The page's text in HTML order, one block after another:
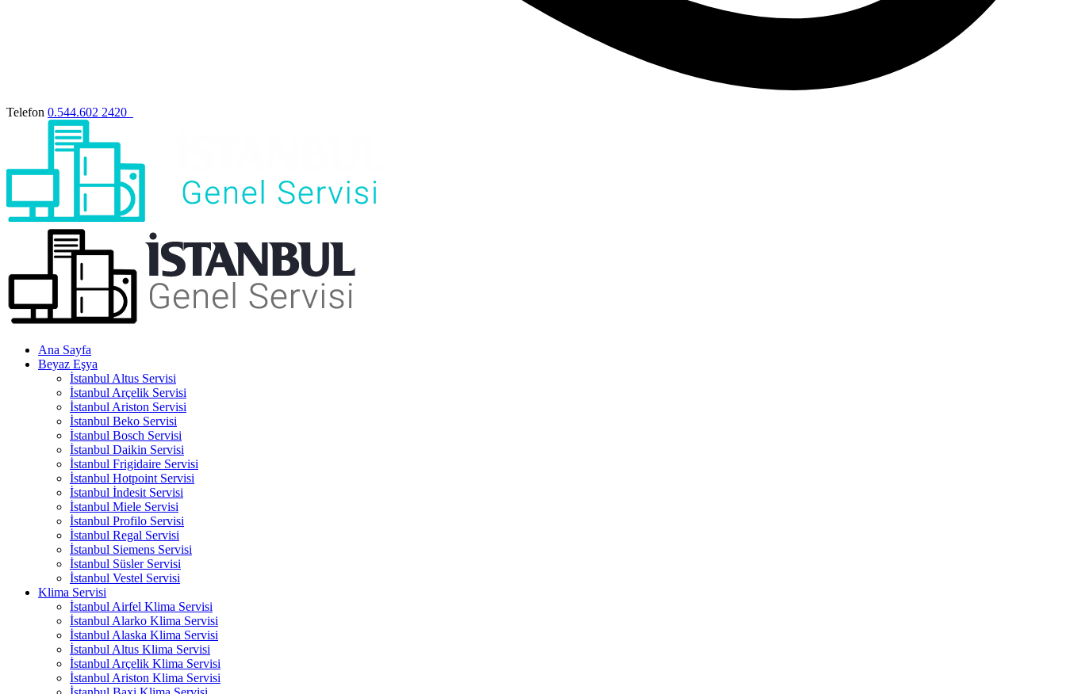
Telefon 0.544.602 2420
Ana Sayfa
Beyaz Eşya
İstanbul Altus Servisi
İstanbul Arçelik Servisi
İstanbul Ariston Servisi
İstanbul Beko Servisi
İstanbul Bosch Servisi
İstanbul Daikin Servisi
İstanbul Frigidaire Servisi
İstanbul Hotpoint Servisi
İstanbul İndesit Servisi
İstanbul Miele Servisi
İstanbul Profilo Servisi
İstanbul Regal Servisi
İstanbul Siemens Servisi
İstanbul Süsler Servisi
İstanbul Vestel Servisi
Klima Servisi
İstanbul Airfel Klima Servisi
İstanbul Alarko Klima Servisi
İstanbul Alaska Klima Servisi
İstanbul Altus Klima Servisi
İstanbul Arçelik Klima Servisi
İstanbul Ariston Klima Servisi